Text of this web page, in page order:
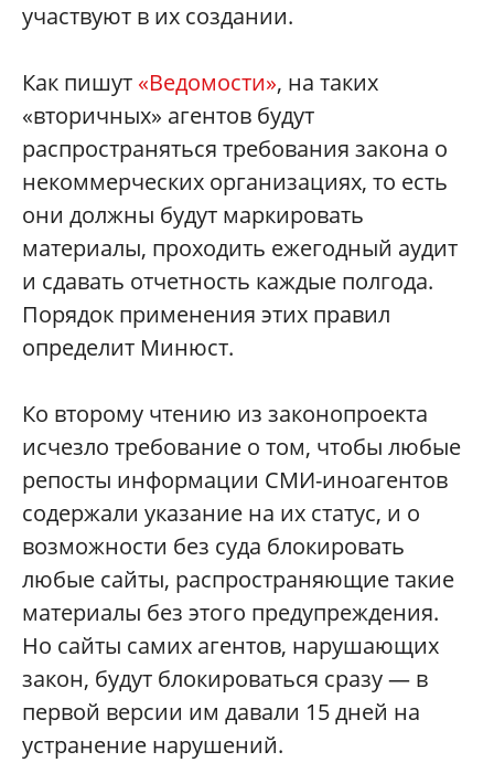
участвуют в их создании.
Как пишут «Ведомости», на таких
«вторичных» агентов будут
распространяться требования закона о
некоммерческих организациях, то есть
они должны будут маркировать
материалы, проходить ежегодный аудит
и сдавать отчетность каждые полгода.
Порядок применения этих правил
определит Минюст.
Ко второму чтению из законопроекта
исчезло требование о том, чтобы любые
репосты информации СМИ-иноагентов
содержали указание на их статус, и о
возможности без суда блокировать
любые сайты, распространяющие такие
материалы без этого предупреждения.
Но сайты самих агентов, нарушающих
закон, будут блокироваться сразу — в
первой версии им давали 15 дней на
устранение нарушений.